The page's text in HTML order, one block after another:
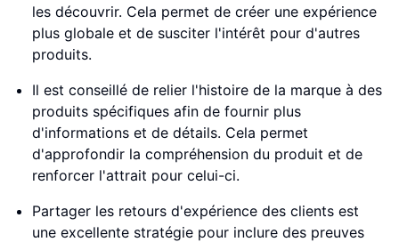
les découvrir. Cela permet de créer une expérience
plus globale et de susciter l'intérêt pour d'autres
produits.
Il est conseillé de relier l'histoire de la marque à des
produits spécifiques afin de fournir plus
d'informations et de détails. Cela permet
d'approfondir la compréhension du produit et de
renforcer l'attrait pour celui-ci.
Partager les retours d'expérience des clients est
une excellente stratégie pour inclure des preuves